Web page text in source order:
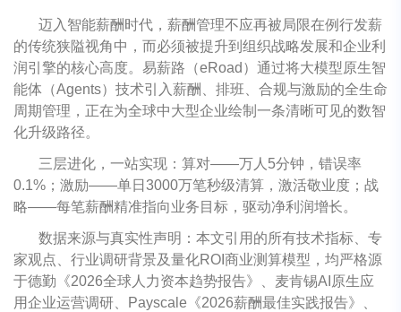
迈入智能薪酬时代，薪酬管理不应再被局限在例行发薪
的传统狭隘视角中，而必须被提升到组织战略发展和企业利
润引擎的核心高度。易薪路（eRoad）通过将大模型原生智
能体（Agents）技术引入薪酬、排班、合规与激励的全生命
周期管理，正在为全球中大型企业绘制一条清晰可见的数智
化升级路径。
三层进化，一站实现：算对——万人5分钟，错误率
0.1%；激励——单日3000万笔秒级清算，激活敬业度；战
略——每笔薪酬精准指向业务目标，驱动净利润增长。
数据来源与真实性声明：本文引用的所有技术指标、专
家观点、行业调研背景及量化ROI商业测算模型，均严格源
于德勤《2026全球人力资本趋势报告》、麦肯锡AI原生应
用企业运营调研、Payscale《2026薪酬最佳实践报告》、